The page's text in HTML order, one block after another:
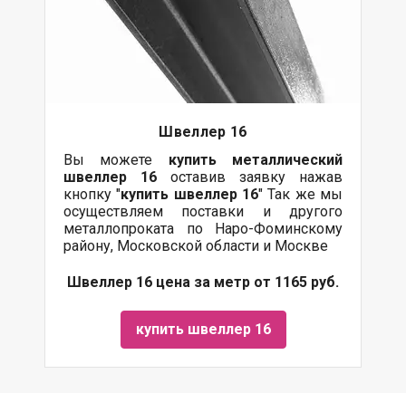
Швеллер 16
Вы можете купить металлический
швеллер 16 оставив заявку нажав
кнопку "купить швеллер 16" Так же мы
осуществляем поставки и другого
металлопроката по Наро-Фоминскому
району, Московской области и Москве
Швеллер 16 цена за метр от 1165 руб.
купить швеллер 16